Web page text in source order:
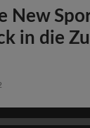
New
in die